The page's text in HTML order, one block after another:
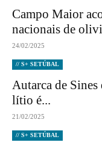
Campo Maior
nacionais de
24/02/2025
// S+ SETÚBAL
Autarca de
lítio é...
21/02/2025
// S+ SETÚBAL